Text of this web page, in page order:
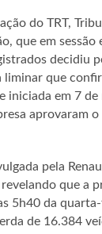
do TRT,
que em sessão
decidiu
liminar que
iniciada em 7 de
aprovaram
pela
que a
5h40 da
de 16.384